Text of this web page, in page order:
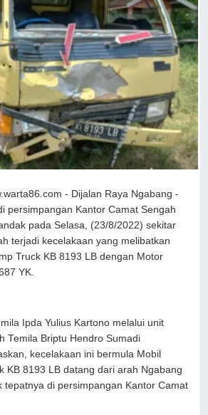
- Dijalan Raya Ngabang -
persimpangan Kantor Camat Sengah
pada Selasa, (23/8/2022) sekitar
terjadi kecelakaan yang melibatkan
Truck KB 8193 LB dengan Motor
YK.
Ipda Yulius Kartono melalui unit
Temila Briptu Hendro Sumadi
kecelakaan ini bermula Mobil
KB 8193 LB datang dari arah Ngabang
tepatnya di persimpangan Kantor Camat